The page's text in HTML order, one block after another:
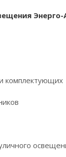
комплектующих